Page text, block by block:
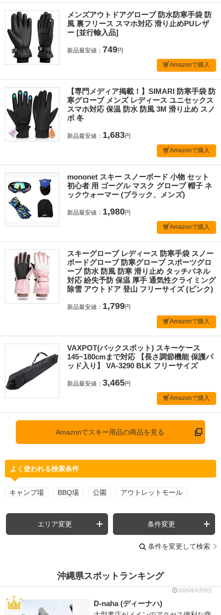
メンズアウトドアグローブ 防水防寒手袋 防
風 裏フリース スマホ対応 滑り止めPUレザ
ー [並行輸入品]
新品最安値： 749円
Amazonで購入
【専門メディア掲載！】SIMARI 防寒手袋 防
寒グローブ メンズ レディース ユニセックス
スマホ対応 保温 防水 防風 3M 滑り止め スノ
ボ 冬
新品最安値： 1,683円
Amazonで購入
mononet スキー スノーボード 小物 セット
初心者 用 ゴーグル マスク グローブ 帽子 ネ
ックウォーマー (ブラック、メンズ)
新品最安値： 1,980円
Amazonで購入
スキーグローブ レディース 防寒手袋 スノー
ボードグローブ 防寒グローブ スポーツグロ
ーブ 防水 防風 防寒 滑り止め タッチパネル
対応 紛失予防 保温 厚手 通気性クライミング
除雪 アウトドア 登山 フリーサイズ (ピンク)
新品最安値： 1,799円
Amazonで購入
VAXPOT(バックスポット) スキーケース
145~180cmまで対応 【長さ調節機能 保護パ
ッド入り】 VA-3290 BLK フリーサイズ
新品最安値： 3,465円
Amazonで購入
Amazonでスキー用品の商品を見る
よく使われる検索条件
キャンプ場 BBQ場 公園 アウトレットモール
エリア変更 条件変更
条件を変更して検索
沖縄県スポットランキング
2026年8月9日
D-naha (ディーナハ)